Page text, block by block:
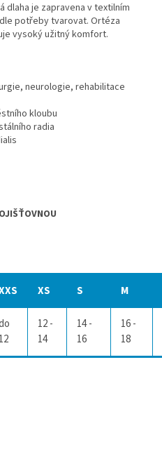
dlaha je zapravena v textilním
potřeby tvarovat. Ortéza
vysoký užitný komfort.
neurologie, rehabilitace
kloubu
radia
XS S M
12
12 -
14
14 -
16
16 -
18